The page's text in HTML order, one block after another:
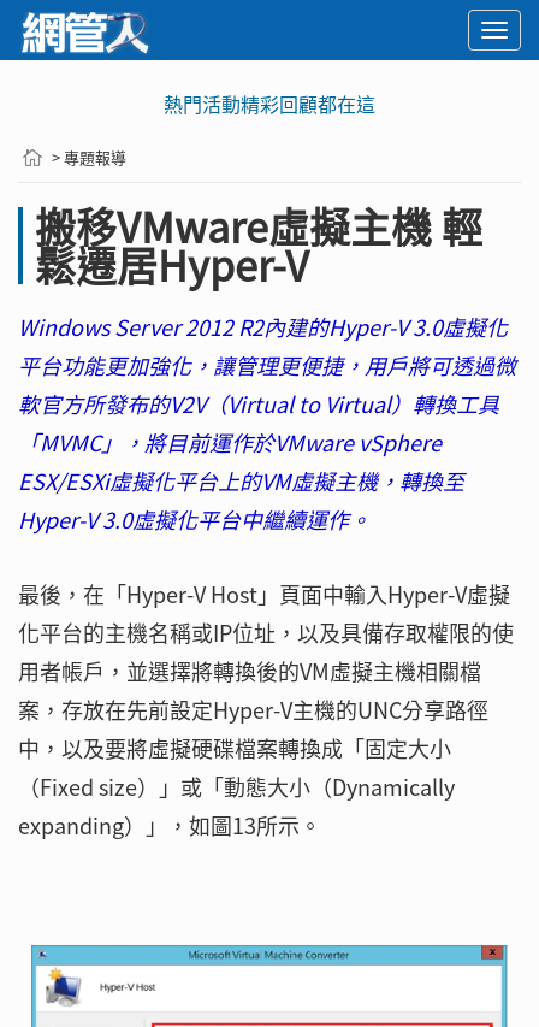
熱門活動精彩回顧都在這
> 專題報導
搬移VMware虛擬主機 輕
鬆遷居Hyper-V
Windows Server 2012 R2內建的Hyper-V 3.0虛擬化
平台功能更加強化，讓管理更便捷，用戶將可透過微
軟官方所發布的V2V（Virtual to Virtual）轉換工具
「MVMC」，將目前運作於VMware vSphere
ESX/ESXi虛擬化平台上的VM虛擬主機，轉換至
Hyper-V 3.0虛擬化平台中繼續運作。
最後，在「Hyper-V Host」頁面中輸入Hyper-V虛擬
化平台的主機名稱或IP位址，以及具備存取權限的使
用者帳戶，並選擇將轉換後的VM虛擬主機相關檔
案，存放在先前設定Hyper-V主機的UNC分享路徑
中，以及要將虛擬硬碟檔案轉換成「固定大小
（Fixed size）」或「動態大小（Dynamically
expanding）」，如圖13所示。